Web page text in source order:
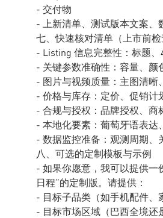
- 交付物
- 上新清单、测试版本文案、
七、快速核对清单（上市前检
- Listing 信息完整性：标题
- 关键参数准确性：容量、
- 图片与视频质量：主图清
- 价格与库存：定价、促销计
- 合规与授权：品牌授权、
- 本地化要素：葡萄牙语表达
- 数据监控准备：观测周期、
八、可选的定制模板与示例
- 如果你愿意，我可以提供一
日程”的定制版。请提供：
- 目标子品类（如手机配件、
- 目标市场区域（巴西全境还